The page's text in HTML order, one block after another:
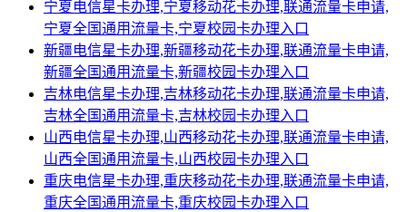
宁夏电信星卡办理,宁夏移动花卡办理,联通流量卡申请,
宁夏全国通用流量卡,宁夏校园卡办理入口
新疆电信星卡办理,新疆移动花卡办理,联通流量卡申请,
新疆全国通用流量卡,新疆校园卡办理入口
吉林电信星卡办理,吉林移动花卡办理,联通流量卡申请,
吉林全国通用流量卡,吉林校园卡办理入口
山西电信星卡办理,山西移动花卡办理,联通流量卡申请,
山西全国通用流量卡,山西校园卡办理入口
重庆电信星卡办理,重庆移动花卡办理,联通流量卡申请,
重庆全国通用流量卡,重庆校园卡办理入口